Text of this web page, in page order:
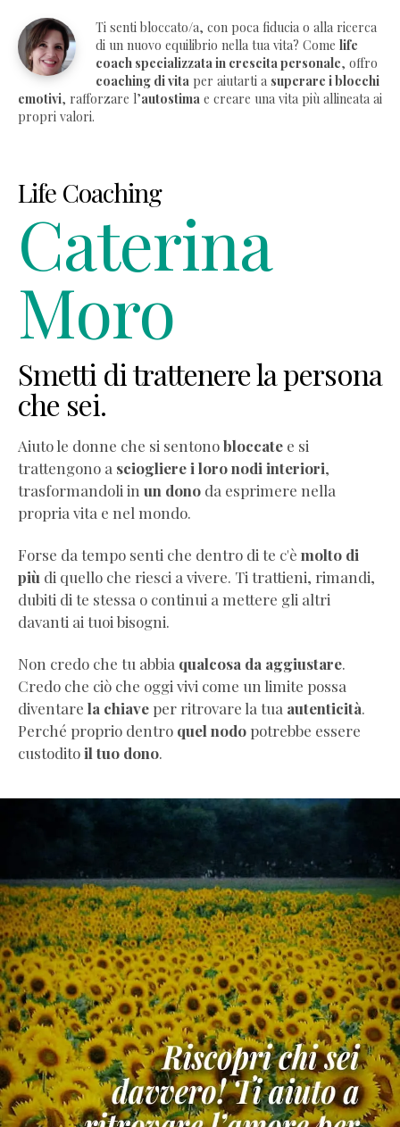
Ti senti bloccato/a, con poca fiducia o alla ricerca
di un nuovo equilibrio nella tua vita? Comelife
coach specializzata in crescita personale, offro
coaching di vita per aiutarti a superare i blocchi
emotivi, rafforzare l’autostima e creare una vita più allineata ai
propri valori.
Life Coaching
Caterina
Moro
Smetti di trattenere la persona
che sei.
Aiuto le donne che si sentonobloccate e si
trattengono a sciogliere i loro nodi interiori,
trasformandoli in un dono da esprimere nella
propria vita e nel mondo.
Forse da tempo senti che dentro di te c'è molto di
più di quello che riesci a vivere. Ti trattieni, rimandi,
dubiti di te stessa o continui a mettere gli altri
davanti ai tuoi bisogni.
Non credo che tu abbia qualcosa da aggiustare.
Credo che ciò che oggi vivi come un limite possa
diventare la chiave per ritrovare la tua autenticità.
Perché proprio dentro quel nodo potrebbe essere
custoditoil tuo dono.